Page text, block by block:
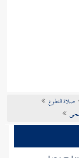
صلاة التطوع